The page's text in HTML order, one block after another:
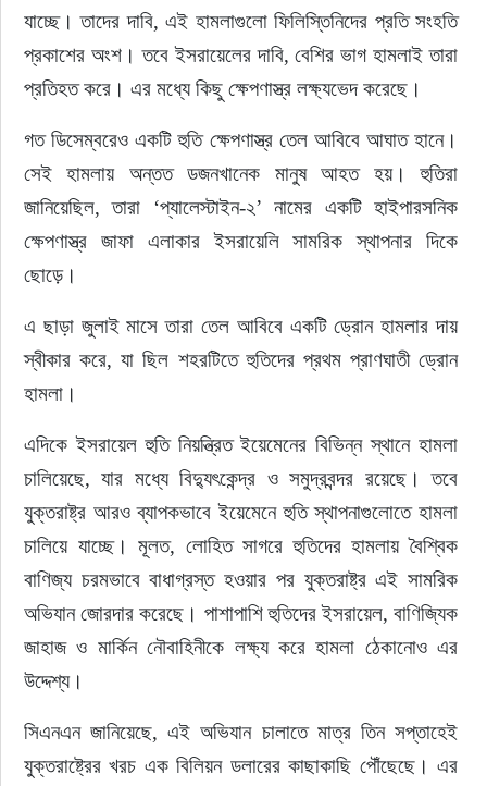
যাচ্ছে। তাদের দাবি, এই হামলাগুলো ফিলিস্তিনিদের প্রতি সংহতি
প্রকাশের অংশ। তবে ইসরায়েলের দাবি, বেশির ভাগ হামলাই তারা
প্রতিহত করে। এর মধ্যে কিছু ক্ষেপণাস্ত্র লক্ষ্যভেদ করেছে।
গত ডিসেম্বরেও একটি হুতি ক্ষেপণাস্ত্র তেল আবিবে আঘাত হানে।
সেই হামলায় অন্তত ডজনখানেক মানুষ আহত হয়। হুতিরা
জানিয়েছিল, তারা ‘প্যালেস্টাইন-২’ নামের একটি হাইপারসনিক
ক্ষেপণাস্ত্র জাফা এলাকার ইসরায়েলি সামরিক স্থাপনার দিকে
ছোড়ে।
এ ছাড়া জুলাই মাসে তারা তেল আবিবে একটি ড্রোন হামলার দায়
স্বীকার করে, যা ছিল শহরটিতে হুতিদের প্রথম প্রাণঘাতী ড্রোন
হামলা।
এদিকে ইসরায়েল হুতি নিয়ন্ত্রিত ইয়েমেনের বিভিন্ন স্থানে হামলা
চালিয়েছে, যার মধ্যে বিদ্যুৎকেন্দ্র ও সমুদ্রবন্দর রয়েছে। তবে
যুক্তরাষ্ট্র আরও ব্যাপকভাবে ইয়েমেনে হুতি স্থাপনাগুলোতে হামলা
চালিয়ে যাচ্ছে। মূলত, লোহিত সাগরে হুতিদের হামলায় বৈশ্বিক
বাণিজ্য চরমভাবে বাধাগ্রস্ত হওয়ার পর যুক্তরাষ্ট্র এই সামরিক
অভিযান জোরদার করেছে। পাশাপাশি হুতিদের ইসরায়েল, বাণিজ্যিক
জাহাজ ও মার্কিন নৌবাহিনীকে লক্ষ্য করে হামলা ঠেকানোও এর
উদ্দেশ্য।
সিএনএন জানিয়েছে, এই অভিযান চালাতে মাত্র তিন সপ্তাহেই
যুক্তরাষ্ট্রের খরচ এক বিলিয়ন ডলারের কাছাকাছি পৌঁছেছে। এর